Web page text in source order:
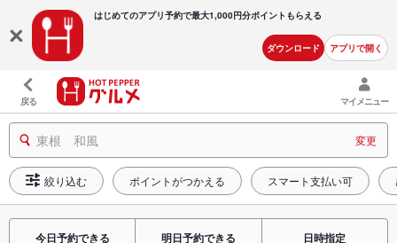
はじめてのアプリ予約で最大1,000円分ポイントもらえる
ダウンロード アプリで開く
戻る マイメニュー
東根 和風 変更
絞り込む ポイントがつかえる スマート支払い可
今日予約できる 明日予約できる 日時指定